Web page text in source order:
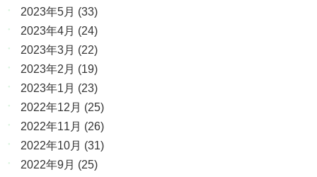
2023年5月 (33)
2023年4月 (24)
2023年3月 (22)
2023年2月 (19)
2023年1月 (23)
2022年12月 (25)
2022年11月 (26)
2022年10月 (31)
2022年9月 (25)